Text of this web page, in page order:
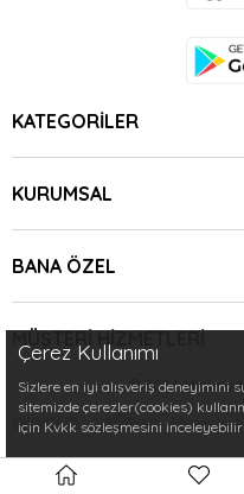
KATEGORİLER
KURUMSAL
BANA ÖZEL
MÜŞTERİ HİZMETLERİ
© 2024 Minimoda
Çerez Kullanımı
Sizlere en iyi alışveriş deneyimini
sitemizde çerezler(cookies)
için Kvkk sözleşmesini